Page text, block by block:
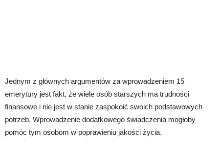
Jednym z głównych argumentów za wprowadzeniem 15
emerytury jest fakt, że wiele osób starszych ma trudności
finansowe i nie jest w stanie zaspokoić swoich podstawowych
potrzeb. Wprowadzenie dodatkowego świadczenia mogłoby
pomóc tym osobom w poprawieniu jakości życia.